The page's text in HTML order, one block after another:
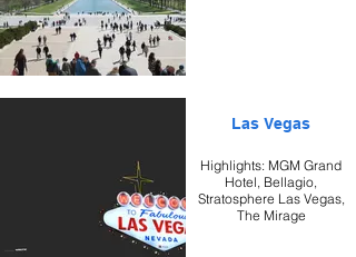
Las Vegas
Highlights: MGM Grand
Hotel, Bellagio,
Stratosphere Las Vegas,
The Mirage